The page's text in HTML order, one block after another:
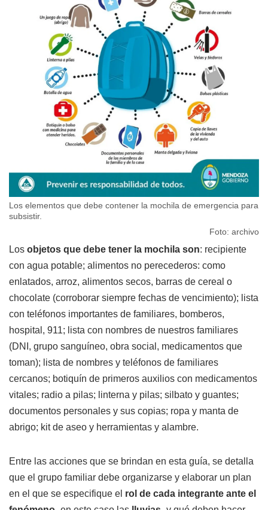
Los elementos que debe contener la mochila de emergencia para
subsistir.
Foto: archivo
Los objetos que debe tener la mochila son: recipiente
con agua potable; alimentos no perecederos: como
enlatados, arroz, alimentos secos, barras de cereal o
chocolate (corroborar siempre fechas de vencimiento); lista
con teléfonos importantes de familiares, bomberos,
hospital, 911; lista con nombres de nuestros familiares
(DNI, grupo sanguíneo, obra social, medicamentos que
toman); lista de nombres y teléfonos de familiares
cercanos; botiquín de primeros auxilios con medicamentos
vitales; radio a pilas; linterna y pilas; silbato y guantes;
documentos personales y sus copias; ropa y manta de
abrigo; kit de aseo y herramientas y alambre.
Entre las acciones que se brindan en esta guía, se detalla
que el grupo familiar debe organizarse y elaborar un plan
en el que se especifique el rol de cada integrante ante el